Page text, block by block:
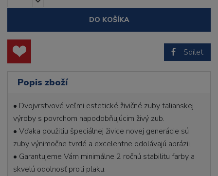
DO KOŠÍKA
Sdílet
Popis zboží
• Dvojvrstvové veľmi estetické živičné zuby talianskej
výroby s povrchom napodobňujúcim živý zub.
• Vďaka použitiu špeciálnej živice novej generácie sú
zuby výnimočne tvrdé a excelentne odolávajú abrázii.
• Garantujeme Vám minimálne 2 ročnú stabilitu farby a
skvelú odolnosť proti plaku.